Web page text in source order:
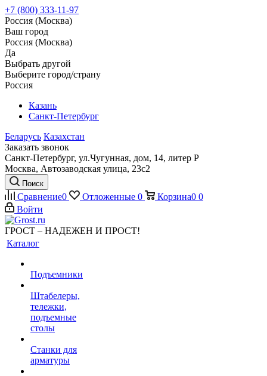
+7 (800) 333-11-97
Россия (Москва)
Ваш город
Россия (Москва)
Да
Выбрать другой
Выберите город/страну
Россия
Казань
Санкт-Петербург
Беларусь Казахстан
Заказать звонок
Санкт-Петербург, ул.Чугунная, дом, 14, литер Р
Москва, Автозаводская улица, 23с2
Поиск
Сравнение0 Отложенные 0 Корзина0 0
Войти
ГРОСТ – НАДЕЖЕН И ПРОСТ!
Каталог
Подъемники
Штабелеры,
тележки,
подъемные
столы
Станки для
арматуры